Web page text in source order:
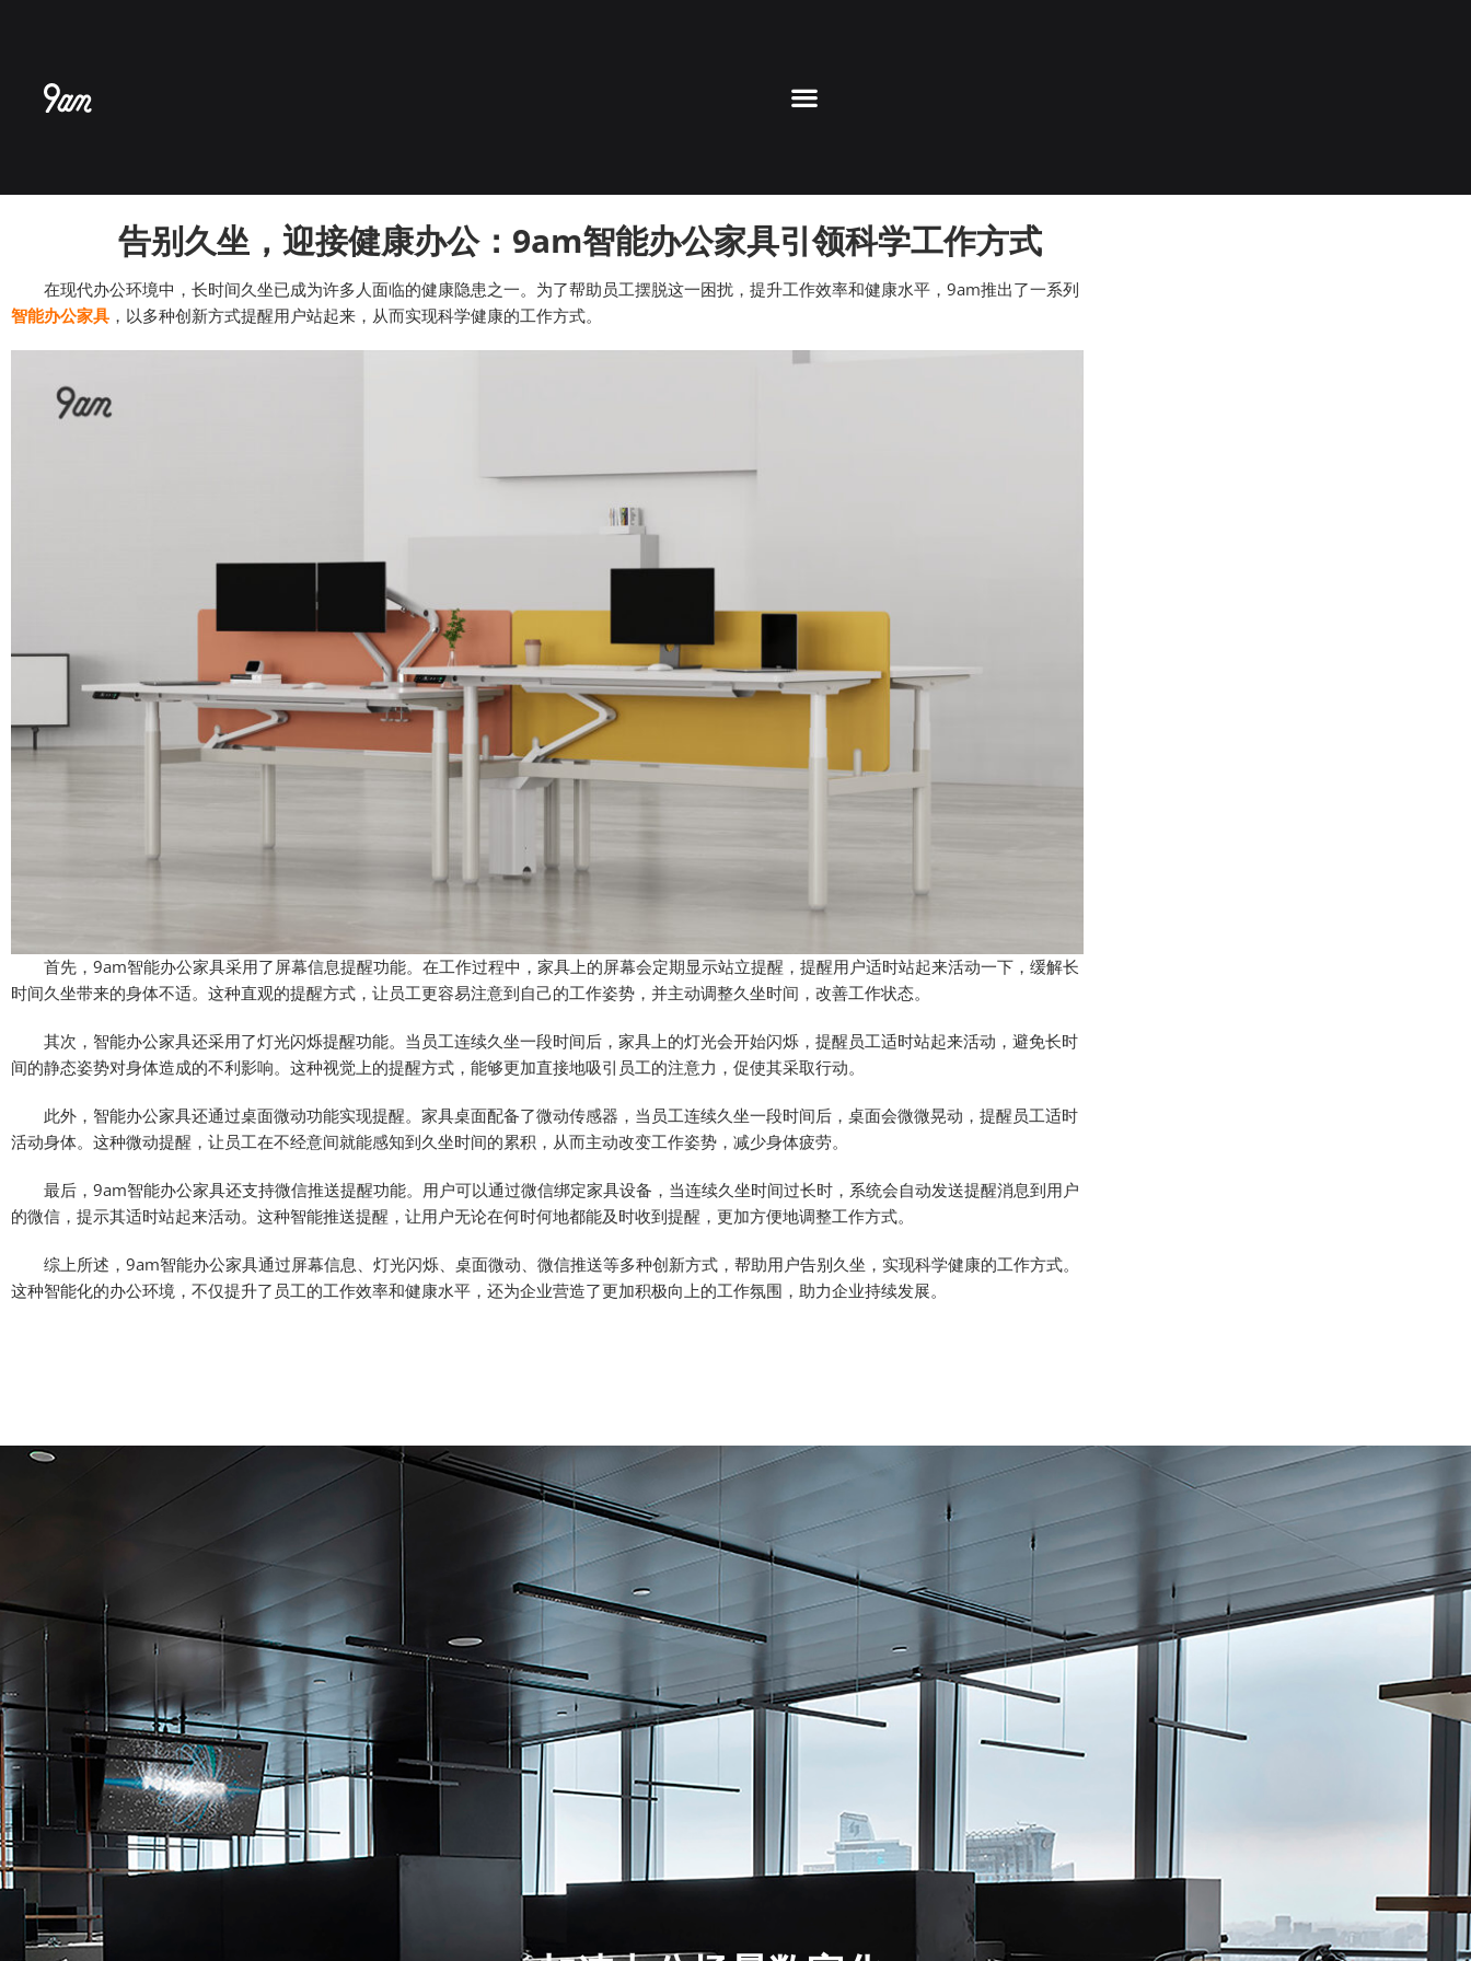
告别久坐，迎接健康办公：9am智能办公家具引领科学工作方式
在现代办公环境中，长时间久坐已成为许多人面临的健康隐患之一。为了帮助员工摆脱这一困扰，提升工作效率和健康水平，9am推出了一系列
智能办公家具 ，以多种创新方式提醒用户站起来，从而实现科学健康的工作方式。
首先，9am智能办公家具采用了屏幕信息提醒功能。在工作过程中，家具上的屏幕会定期显示站立提醒，提醒用户适时站起来活动一下，缓解长
时间久坐带来的身体不适。这种直观的提醒方式，让员工更容易注意到自己的工作姿势，并主动调整久坐时间，改善工作状态。
其次，智能办公家具还采用了灯光闪烁提醒功能。当员工连续久坐一段时间后，家具上的灯光会开始闪烁，提醒员工适时站起来活动，避免长时
间的静态姿势对身体造成的不利影响。这种视觉上的提醒方式，能够更加直接地吸引员工的注意力，促使其采取行动。
此外，智能办公家具还通过桌面微动功能实现提醒。家具桌面配备了微动传感器，当员工连续久坐一段时间后，桌面会微微晃动，提醒员工适时
活动身体。这种微动提醒，让员工在不经意间就能感知到久坐时间的累积，从而主动改变工作姿势，减少身体疲劳。
最后，9am智能办公家具还支持微信推送提醒功能。用户可以通过微信绑定家具设备，当连续久坐时间过长时，系统会自动发送提醒消息到用户
的微信，提示其适时站起来活动。这种智能推送提醒，让用户无论在何时何地都能及时收到提醒，更加方便地调整工作方式。
综上所述，9am智能办公家具通过屏幕信息、灯光闪烁、桌面微动、微信推送等多种创新方式，帮助用户告别久坐，实现科学健康的工作方式。
这种智能化的办公环境，不仅提升了员工的工作效率和健康水平，还为企业营造了更加积极向上的工作氛围，助力企业持续发展。